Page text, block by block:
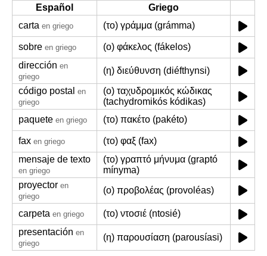
Español
Griego
carta en griego (το) γράμμα (grámma)
sobre en griego
(ο) φάκελος (fákelos)
dirección en
griego
(η) διεύθυνση (diéfthynsi)
código postal en
griego
(ο) ταχυδρομικός κώδικας
(tachydromikós kódikas)
paquete en griego (το) πακέτο (pakéto)
fax en griego
(το) φαξ (fax)
mensaje de texto
en griego
(το) γραπτό μήνυμα (graptó
mínyma)
proyector en
griego
(ο) προβολέας (provoléas)
carpeta en griego
(το) ντοσιέ (ntosié)
presentación en
griego
(η) παρουσίαση (parousíasi)